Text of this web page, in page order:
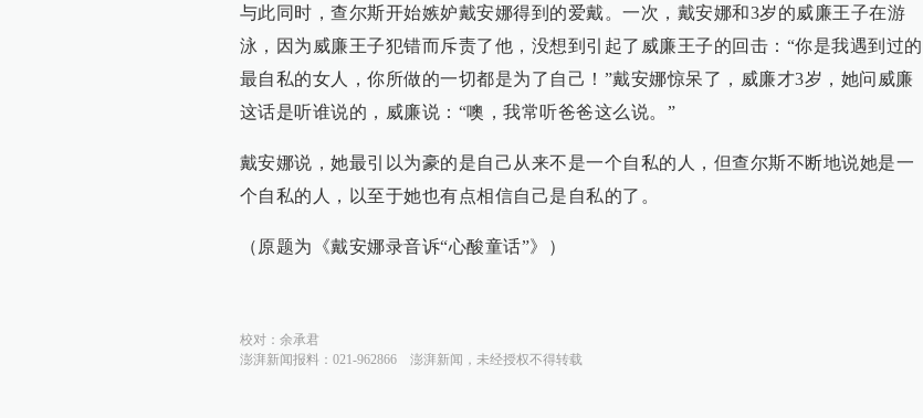
与此同时，查尔斯开始嫉妒戴安娜得到的爱戴。一次，戴安娜和3岁的威廉王子在游
泳，因为威廉王子犯错而斥责了他，没想到引起了威廉王子的回击：“你是我遇到过的
最自私的女人，你所做的一切都是为了自己！”戴安娜惊呆了，威廉才3岁，她问威廉
这话是听谁说的，威廉说：“噢，我常听爸爸这么说。”
戴安娜说，她最引以为豪的是自己从来不是一个自私的人，但查尔斯不断地说她是一
个自私的人，以至于她也有点相信自己是自私的了。
（原题为《戴安娜录音诉“心酸童话”》）
校对： 余承君
澎湃新闻报料：021-962866
澎湃新闻，未经授权不得转载